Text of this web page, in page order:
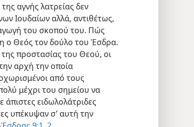
αγνής λατρείας δεν
Ιουδαίων αλλά, αντιθέτως,
του σκοπού του. Πώς
ο Θεός τον δούλο του Έσδρα.
προστασίας του Θεού, οι
αρχή την οποία
από τους
μέχρι του σημείου να
ειδωλολάτριδες
υπέκυψαν σ’ αυτή την